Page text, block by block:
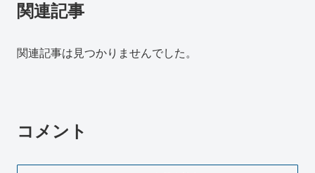
関連記事
関連記事は見つかりませんでした。
コメント